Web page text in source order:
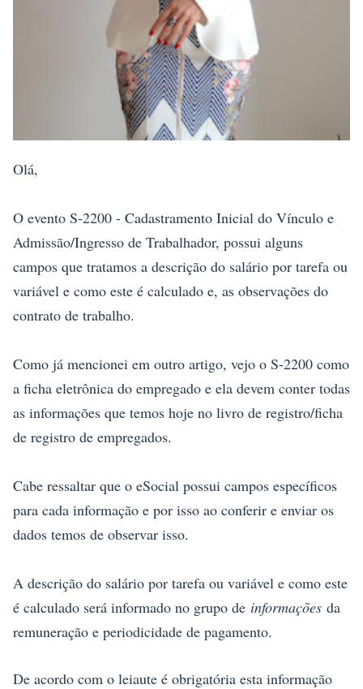
Olá,
O evento S-2200 - Cadastramento Inicial do Vínculo e
Admissão/Ingresso de Trabalhador, possui alguns
campos que tratamos a descrição do salário por tarefa ou
variável e como este é calculado e, as observações do
contrato de trabalho.
Como já mencionei em outro artigo, vejo o S-2200 como
a ficha eletrônica do empregado e ela devem conter todas
as informações que temos hoje no livro de registro/ficha
de registro de empregados.
Cabe ressaltar que o eSocial possui campos específicos
para cada informação e por isso ao conferir e enviar os
dados temos de observar isso.
A descrição do salário por tarefa ou variável e como este
é calculado será informado no grupo de informações da
remuneração e periodicidade de pagamento.
De acordo com o leiaute é obrigatória esta informação